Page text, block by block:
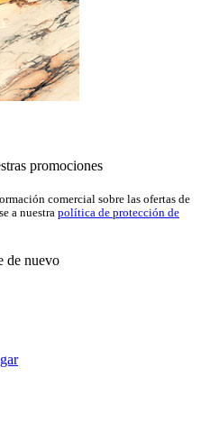
promociones
comercial sobre las ofertas de
a nuestra política de protección de
de nuevo